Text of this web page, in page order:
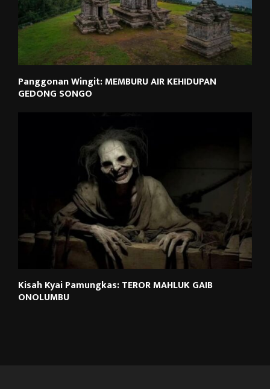
Panggonan Wingit: MEMBURU AIR KEHIDUPAN
GEDONG SONGO
Kisah Kyai Pamungkas: TEROR MAHLUK GAIB
ONOLUMBU